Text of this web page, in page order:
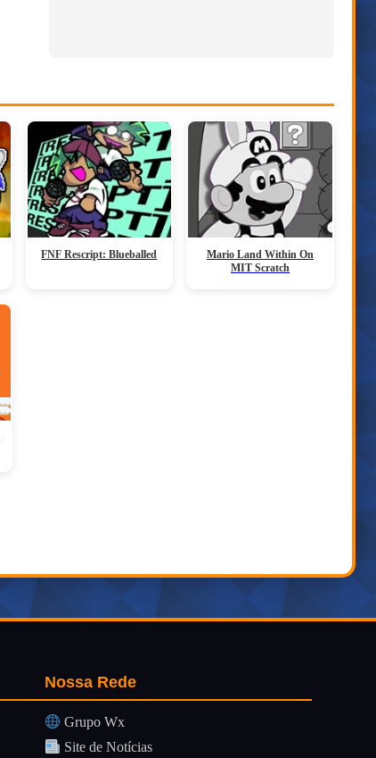
FNF Rescript: Blueballed
Mario Land Within On
MIT Scratch
Nossa Rede
Grupo Wx
Site de Notícias